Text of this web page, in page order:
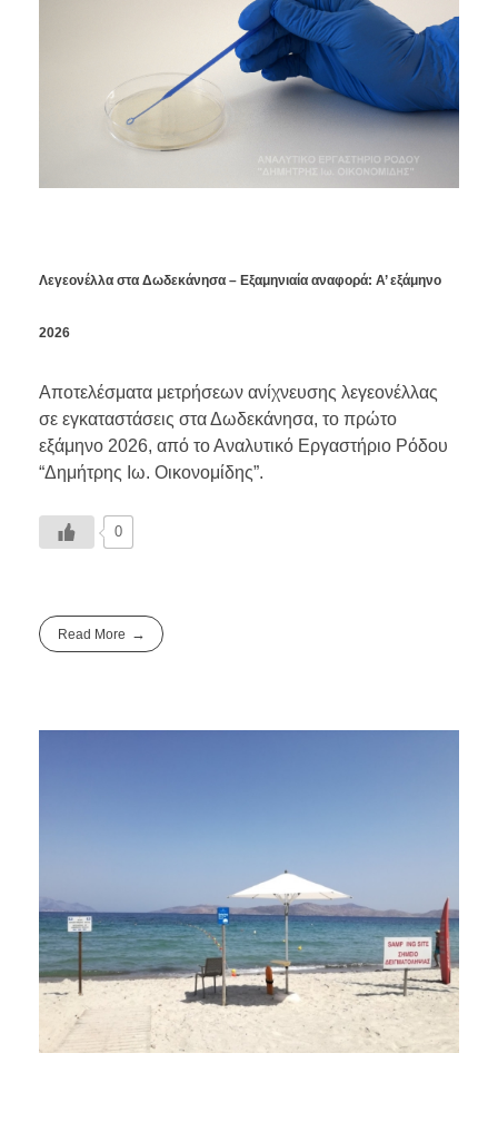
Λεγεονέλλα στα Δωδεκάνησα – Εξαμηνιαία αναφορά: Α’ εξάμηνο
2026
Αποτελέσματα μετρήσεων ανίχνευσης λεγεονέλλας
σε εγκαταστάσεις στα Δωδεκάνησα, το πρώτο
εξάμηνο 2026, από το Αναλυτικό Εργαστήριο Ρόδου
“Δημήτρης Ιω. Οικονομίδης”.
0
Read More